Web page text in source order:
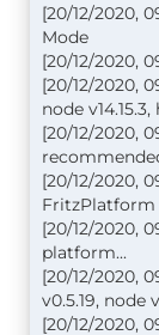
[20/12/2020,
Mode
[20/12/2020,
[20/12/2020,
node
[20/12/2020,
[20/12/2020,
FritzPlatform
[20/12/2020,
platform...
[20/12/2020,
v0.5.19, node
[20/12/2020,